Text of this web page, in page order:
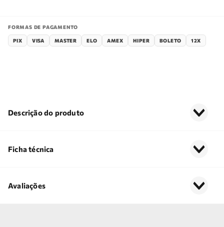
FORMAS DE PAGAMENTO
PIX VISA MASTER ELO AMEX HIPER BOLETO 12X
Descrição do produto
Ficha técnica
Avaliações